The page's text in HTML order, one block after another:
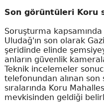
Son görüntüleri Koru
Soruşturma
Uludağ'ın son olarak
şeridinde elinde
anların güvenlik
Teknik incelemeler
telefonundan alınan son
sıralarında Koru
mevkisinden geldiği